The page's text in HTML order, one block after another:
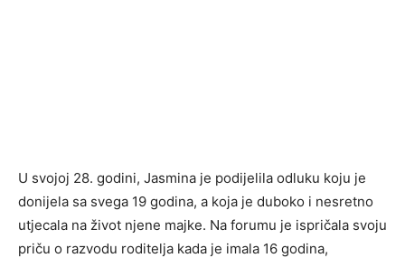
U svojoj 28. godini, Jasmina je podijelila odluku koju je
donijela sa svega 19 godina, a koja je duboko i nesretno
utjecala na život njene majke. Na forumu je ispričala svoju
priču o razvodu roditelja kada je imala 16 godina,